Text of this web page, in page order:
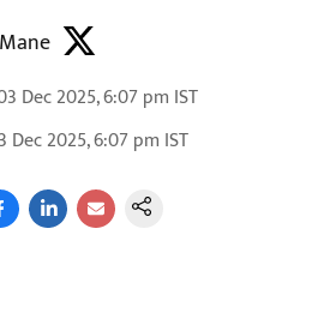
Dec 2025, 6:07 pm IST
Dec 2025, 6:07 pm IST